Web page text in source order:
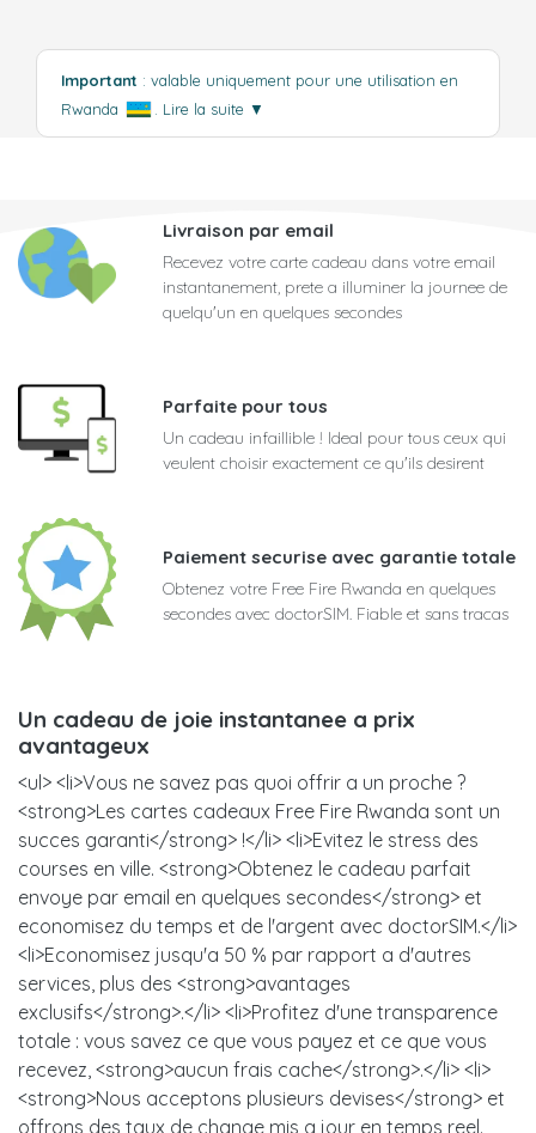
Important : valable uniquement pour une utilisation en
Rwanda
Lire la suite ▼
Livraison par email
Recevez votre carte cadeau dans votre email
instantanement, prete a illuminer la journee de
quelqu'un en quelques secondes
Parfaite pour tous
Un cadeau infaillible ! Ideal pour tous ceux qui
veulent choisir exactement ce qu'ils desirent
Paiement securise avec garantie totale
Obtenez votre Free Fire Rwanda en quelques
secondes avec doctorSIM. Fiable et sans tracas
Un cadeau de joie instantanee a prix
avantageux
<ul> <li>Vous ne savez pas quoi offrir a un proche ?
<strong>Les cartes cadeaux Free Fire Rwanda sont un
succes garanti</strong> !</li> <li>Evitez le stress des
courses en ville. <strong>Obtenez le cadeau parfait
envoye par email en quelques secondes</strong> et
economisez du temps et de l'argent avec doctorSIM.</li>
<li>Economisez jusqu'a 50 % par rapport a d'autres
services, plus des <strong>avantages
exclusifs</strong>.</li> <li>Profitez d'une transparence
totale : vous savez ce que vous payez et ce que vous
recevez, <strong>aucun frais cache</strong>.</li> <li>
<strong>Nous acceptons plusieurs devises</strong> et
offrons des taux de change mis a jour en temps reel.